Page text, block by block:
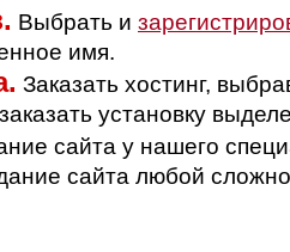
Выбрать и
имя.
Заказать хостинг,
установку
сайта у нашего
сайта любой